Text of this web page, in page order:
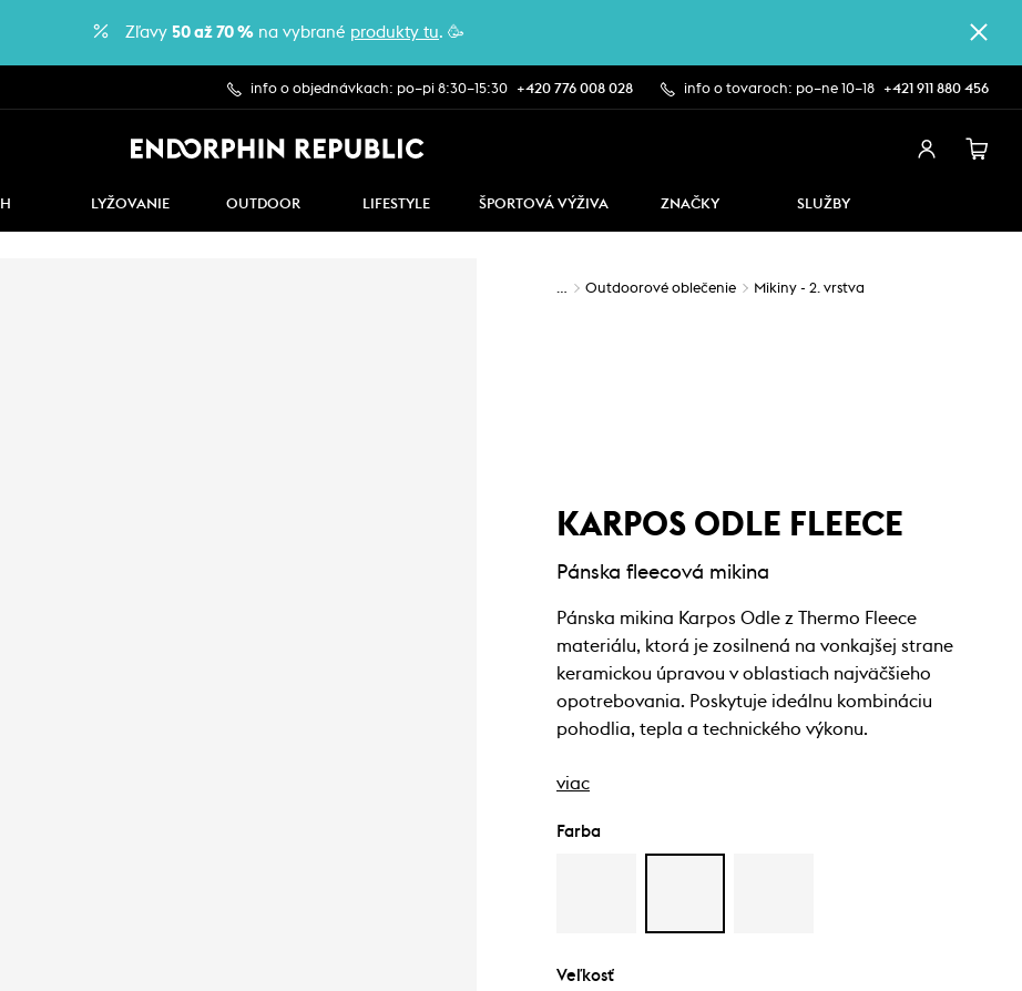
Zľavy 50 až 70 % na vybrané produkty tu. 🥳
info o objednávkach: po–pi 8:30–15:30 +420 776 008 028 info o tovaroch: po–ne 10–18 +421 911 880 456
LYŽOVANIE OUTDOOR LIFESTYLE ŠPORTOVÁ VÝŽIVA ZNAČKY SLUŽBY
… Outdoorové oblečenie Mikiny - 2. vrstva
KARPOS ODLE FLEECE
Pánska fleecová mikina
Pánska mikina Karpos Odle z Thermo Fleece
materiálu, ktorá je zosilnená na vonkajšej strane
keramickou úpravou v oblastiach najväčšieho
opotrebovania. Poskytuje ideálnu kombináciu
pohodlia, tepla a technického výkonu.
viac
Farba
Veľkosť